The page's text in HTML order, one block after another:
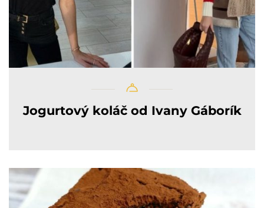
Jogurtový koláč od Ivany Gáborík